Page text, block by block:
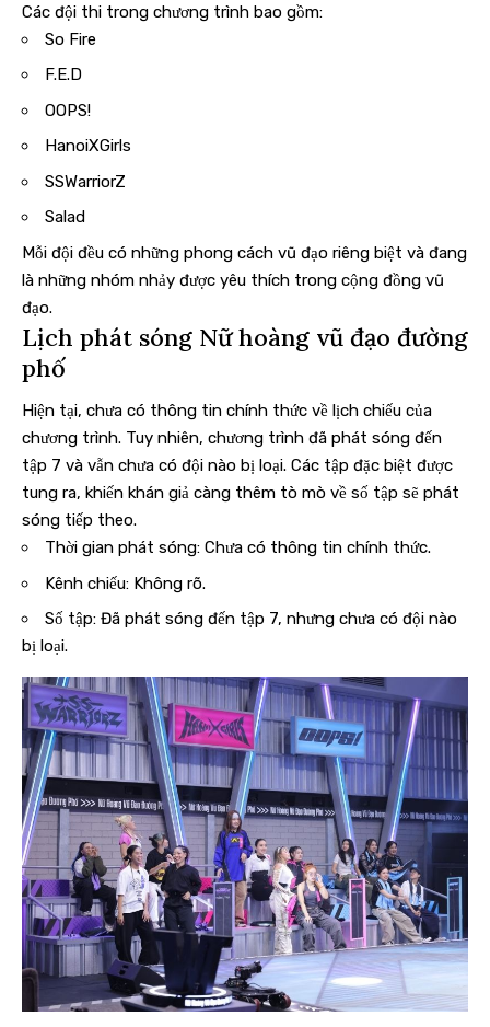
Các đội thi trong chương trình bao gồm:
So Fire
F.E.D
OOPS!
HanoiXGirls
SSWarriorZ
Salad
Mỗi đội đều có những phong cách vũ đạo riêng biệt và đang
là những nhóm nhảy được yêu thích trong cộng đồng vũ
đạo.
Lịch phát sóng Nữ hoàng vũ đạo đường
phố
Hiện tại, chưa có thông tin chính thức về lịch chiếu của
chương trình. Tuy nhiên, chương trình đã phát sóng đến
tập 7 và vẫn chưa có đội nào bị loại. Các tập đặc biệt được
tung ra, khiến khán giả càng thêm tò mò về số tập sẽ phát
sóng tiếp theo.
Thời gian phát sóng: Chưa có thông tin chính thức.
Kênh chiếu: Không rõ.
Số tập: Đã phát sóng đến tập 7, nhưng chưa có đội nào
bị loại.